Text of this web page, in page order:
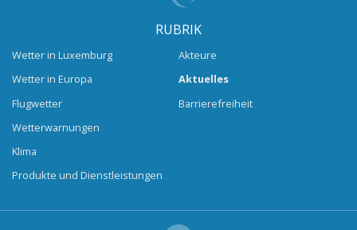
RUBRIK
Wetter in Luxemburg
Wetter in Europa
Flugwetter
Wetterwarnungen
Klima
Produkte und Dienstleistungen
Akteure
Aktuelles
Barrierefreiheit